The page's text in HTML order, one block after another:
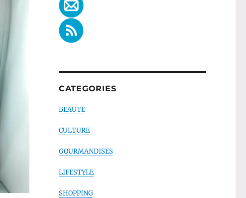
CATEGORIES
BEAUTE
CULTURE
GOURMANDISES
LIFESTYLE
SHOPPING